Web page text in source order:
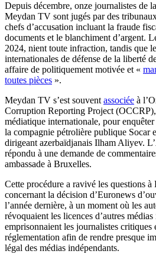
Depuis décembre, onze journalistes de
Meydan TV sont jugés par des
chefs d’accusation incluant la fraude
documents et le blanchiment d’argent.
2024, nient toute infraction, tandis que
internationales de défense de la liberté
affaire de politiquement motivée et «
toutes pièces ».
Meydan TV s’est souvent associée à
Corruption Reporting Project
médiatique internationale, pour
la compagnie pétrolière publique Socar
dirigeant azerbaïdjanais Ilham Aliyev.
répondu à une demande de
ambassade à Bruxelles.
Cette procédure a ravivé les questions
concernant la décision d’Euronews
l’année dernière, à un moment où les
révoquaient les licences d’autres
emprisonnaient les journalistes critiques
réglementation afin de rendre presque
légal des médias indépendants.